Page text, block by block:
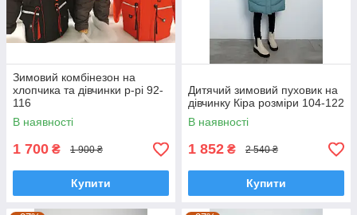
Зимовий комбінезон на
хлопчика та дівчинки р-рі 92-
116
В наявності
1 700 ₴ 1 900 ₴
Купити
Дитячий зимовий пуховик на
дівчинку Кіра розміри 104-122
В наявності
1 852 ₴ 2 540 ₴
Купити